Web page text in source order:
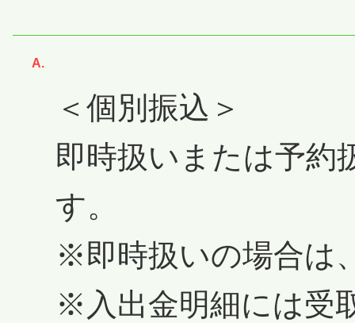
＜個別振込＞
即時扱いまたは予約
す。
※即時扱いの場合は
※入出金明細には受